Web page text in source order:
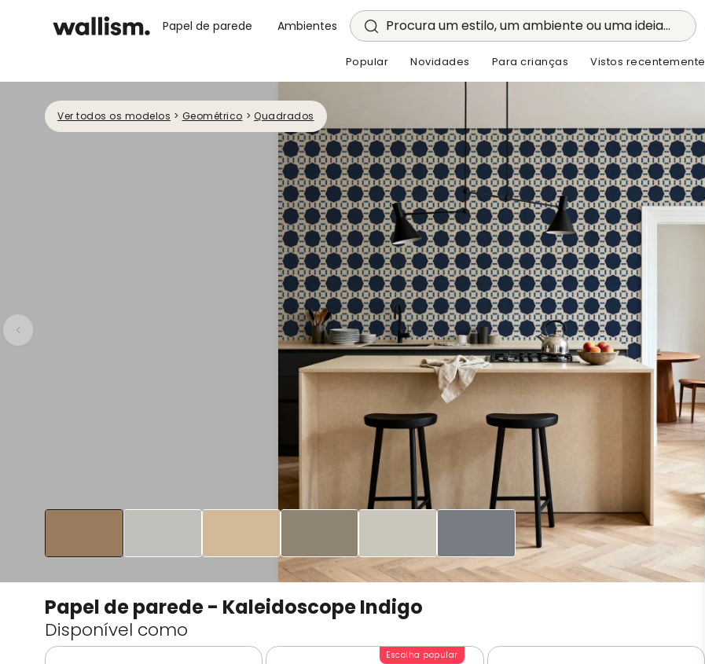
Papel de parede Ambientes Procura um estilo, um ambiente ou uma ideia...
Popular Novidades Para crianças Vistos recentemente
Ver todos os modelos > Geométrico > Quadrados
Papel de parede - Kaleidoscope Indigo
Disponível como
Escolha popular